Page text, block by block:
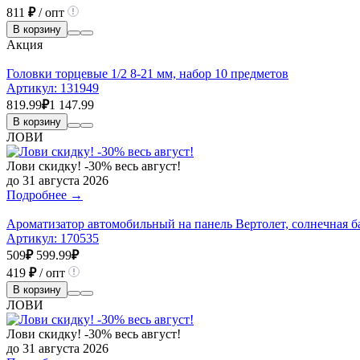
811 ₽/ опт
В корзину
Акция
Головки торцевые 1/2 8-21 мм, набор 10 предметов
Артикул: 131949
819.99₽1 147.99
В корзину
ЛОВИ
Лови скидку! -30% весь август!
до 31 августа 2026
Подробнее →
Ароматизатор автомобильный на панель Вертолет, солнечная
Артикул: 170535
509₽ 599.99₽
419 ₽/ опт
В корзину
ЛОВИ
Лови скидку! -30% весь август!
до 31 августа 2026